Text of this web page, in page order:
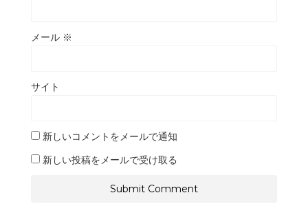
メール ※
サイト
新しいコメントをメールで通知
新しい投稿をメールで受け取る